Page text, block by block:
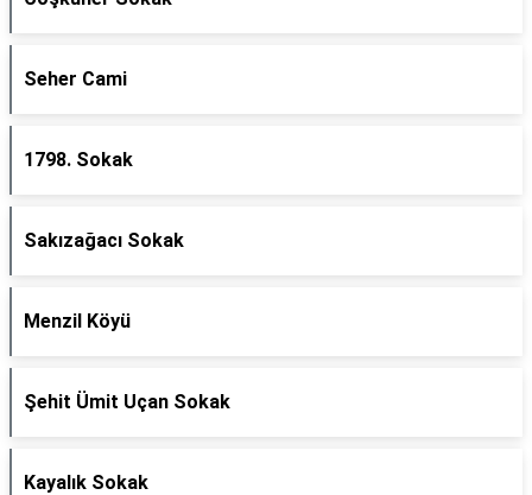
Seher Cami
1798. Sokak
Sakızağacı Sokak
Menzil Köyü
Şehit Ümit Uçan Sokak
Kayalık Sokak